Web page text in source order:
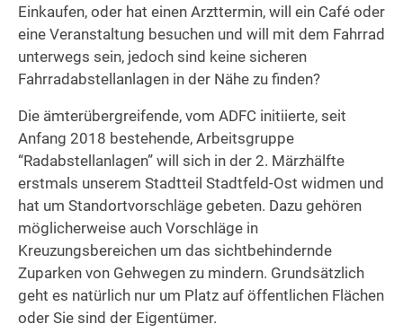
Einkaufen, oder hat einen Arzttermin, will ein Café oder
eine Veranstaltung besuchen und will mit dem Fahrrad
unterwegs sein, jedoch sind keine sicheren
Fahrradabstellanlagen in der Nähe zu finden?
Die ämterübergreifende, vom ADFC initiierte, seit
Anfang 2018 bestehende, Arbeitsgruppe
“Radabstellanlagen” will sich in der 2. Märzhälfte
erstmals unserem Stadtteil Stadtfeld-Ost widmen und
hat um Standortvorschläge gebeten. Dazu gehören
möglicherweise auch Vorschläge in
Kreuzungsbereichen um das sichtbehindernde
Zuparken von Gehwegen zu mindern. Grundsätzlich
geht es natürlich nur um Platz auf öffentlichen Flächen
oder Sie sind der Eigentümer.